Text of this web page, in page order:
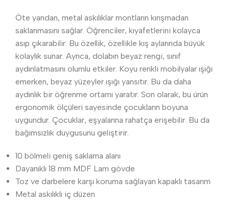
Öte yandan, metal askılıklar montların kırışmadan
saklanmasını sağlar. Öğrenciler, kıyafetlerini kolayca
asıp çıkarabilir. Bu özellik, özellikle kış aylarında büyük
kolaylık sunar. Ayrıca, dolabın beyaz rengi, sınıf
aydınlatmasını olumlu etkiler. Koyu renkli mobilyalar ışığı
emerken, beyaz yüzeyler ışığı yansıtır. Bu da daha
aydınlık bir öğrenme ortamı yaratır. Son olarak, bu ürün
ergonomik ölçüleri sayesinde çocukların boyuna
uygundur. Çocuklar, eşyalarına rahatça erişebilir. Bu da
bağımsızlık duygusunu geliştirir.
10 bölmeli geniş saklama alanı
Dayanıklı 18 mm MDF Lam gövde
Toz ve darbelere karşı koruma sağlayan kapaklı tasarım
Metal askılıklı iç düzen